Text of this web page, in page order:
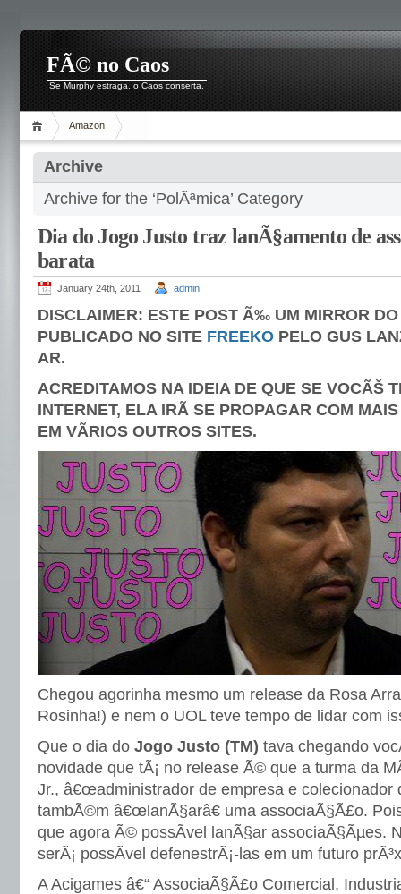
FÃ© no Caos
Se Murphy estraga, o Caos conserta.
Amazon
Archive
Archive for the ‘PolÃªmica’ Category
Dia do Jogo Justo traz lanÃ§amento de
barata
January 24th, 2011 admin
DISCLAIMER: ESTE POST Ã‰ UM MIRROR
PUBLICADO NO SITE FREEKO PELO GUS
AR.
ACREDITAMOS NA IDEIA DE QUE SE VOCÃŠ
INTERNET, ELA IRÃ SE PROPAGAR COM
EM VÃRIOS OUTROS SITES.
Chegou agorinha mesmo um release da Rosa
Rosinha!) e nem o UOL teve tempo de lidar com
Que o dia do Jogo Justo (TM) tava chegando
novidade que tÃ¡ no release Ã© que a turma da
Jr., â€œadministrador de empresa e colecionador
tambÃ©m â€œlanÃ§arâ€ uma associaÃ§Ã£o.
que agora Ã© possÃ­vel lanÃ§ar associaÃ§Ãµes.
serÃ¡ possÃ­vel defenestrÃ¡-las em um futuro
A Acigames â€“ AssociaÃ§Ã£o Comercial,